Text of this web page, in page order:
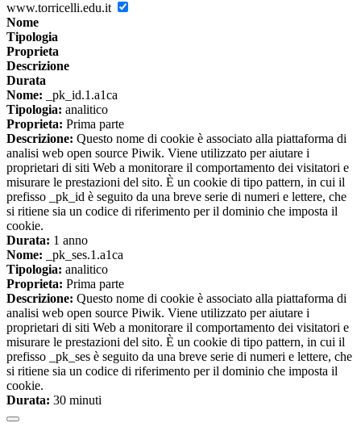
www.torricelli.edu.it
Nome
Tipologia
Proprieta
Descrizione
Durata
Nome: _pk_id.1.a1ca
Tipologia: analitico
Proprieta: Prima parte
Descrizione: Questo nome di cookie è associato alla piattaforma di
analisi web open source Piwik. Viene utilizzato per aiutare i
proprietari di siti Web a monitorare il comportamento dei visitatori e
misurare le prestazioni del sito. È un cookie di tipo pattern, in cui il
prefisso _pk_id è seguito da una breve serie di numeri e lettere, che
si ritiene sia un codice di riferimento per il dominio che imposta il
cookie.
Durata: 1 anno
Nome: _pk_ses.1.a1ca
Tipologia: analitico
Proprieta: Prima parte
Descrizione: Questo nome di cookie è associato alla piattaforma di
analisi web open source Piwik. Viene utilizzato per aiutare i
proprietari di siti Web a monitorare il comportamento dei visitatori e
misurare le prestazioni del sito. È un cookie di tipo pattern, in cui il
prefisso _pk_ses è seguito da una breve serie di numeri e lettere, che
si ritiene sia un codice di riferimento per il dominio che imposta il
cookie.
Durata: 30 minuti